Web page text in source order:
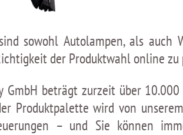
sind sowohl Autolampen, als
der Produktwahl online
GmbH beträgt zurzeit über
Produktpalette wird von
– und Sie können